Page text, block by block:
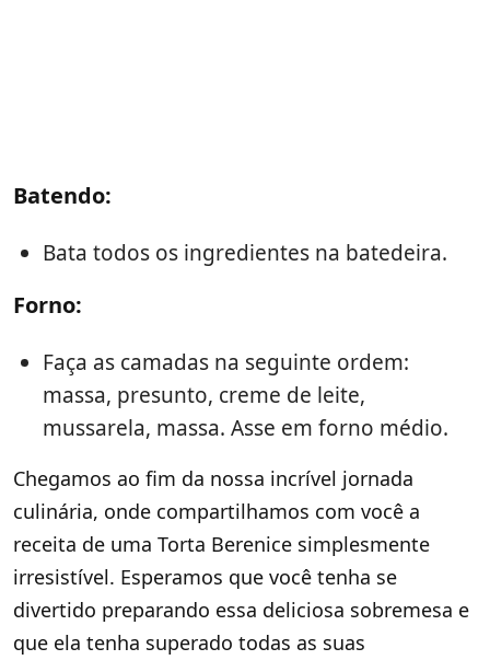
Batendo:
Bata todos os ingredientes na batedeira.
Forno:
Faça as camadas na seguinte ordem:
massa, presunto, creme de leite,
mussarela, massa. Asse em forno médio.
Chegamos ao fim da nossa incrível jornada
culinária, onde compartilhamos com você a
receita de uma Torta Berenice simplesmente
irresistível. Esperamos que você tenha se
divertido preparando essa deliciosa sobremesa e
que ela tenha superado todas as suas